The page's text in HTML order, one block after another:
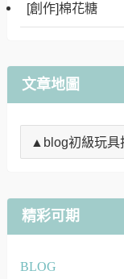
[創作]棉花糖
文章地圖
精彩可期
BLOG